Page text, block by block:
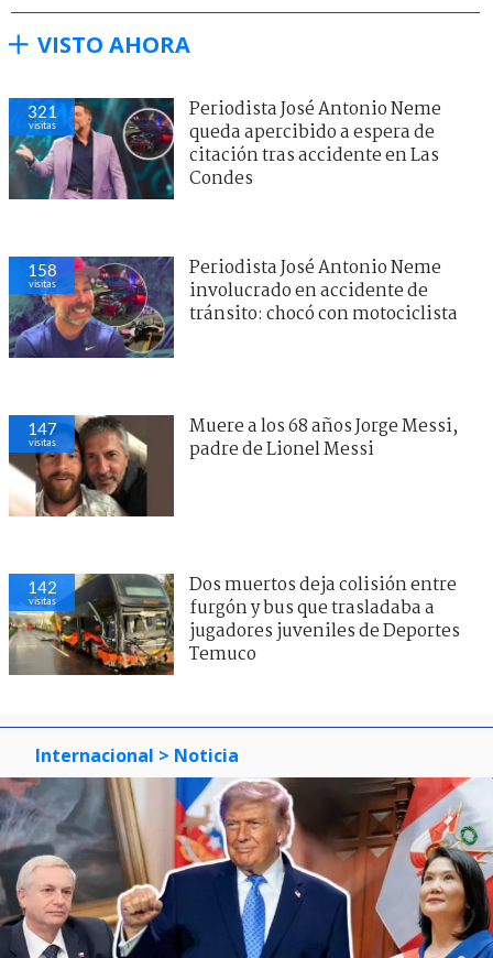
VISTO AHORA
321
visitas
Periodista José Antonio Neme
queda apercibido a espera de
citación tras accidente en Las
Condes
158
visitas
Periodista José Antonio Neme
involucrado en accidente de
tránsito: chocó con motociclista
147
visitas
Muere a los 68 años Jorge Messi,
padre de Lionel Messi
142
visitas
Dos muertos deja colisión entre
furgón y bus que trasladaba a
jugadores juveniles de Deportes
Temuco
Internacional > Noticia